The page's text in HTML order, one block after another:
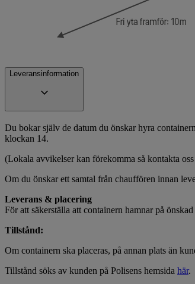
Leveransinformation
Du bokar själv de datum du önskar hyra
klockan 14.
(Lokala avvikelser kan förekomma så kontakta
Om du önskar ett samtal från chauffören innan
Leverans & placering
För att säkerställa att containern hamnar på
Tillstånd:
Om containern ska placeras, på annan plats än
Tillstånd söks av kunden på Polisens hemsida här.